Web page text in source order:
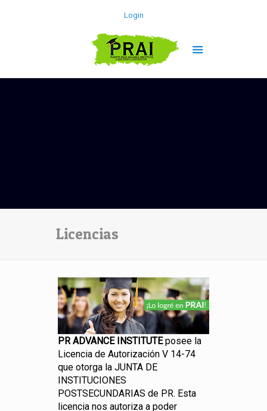
Login
Licencias
PR ADVANCE INSTITUTEposee la
Licencia de Autorización V 14-74
que otorga la JUNTA DE
INSTITUCIONES
POSTSECUNDARIAS de PR. Esta
licencia nos autoriza a poder